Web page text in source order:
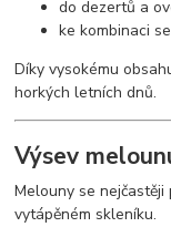
do dezertů a
ke kombinaci
Díky vysokému
horkých letních dnů.
Výsev
Melouny se
vytápěném skleníku.